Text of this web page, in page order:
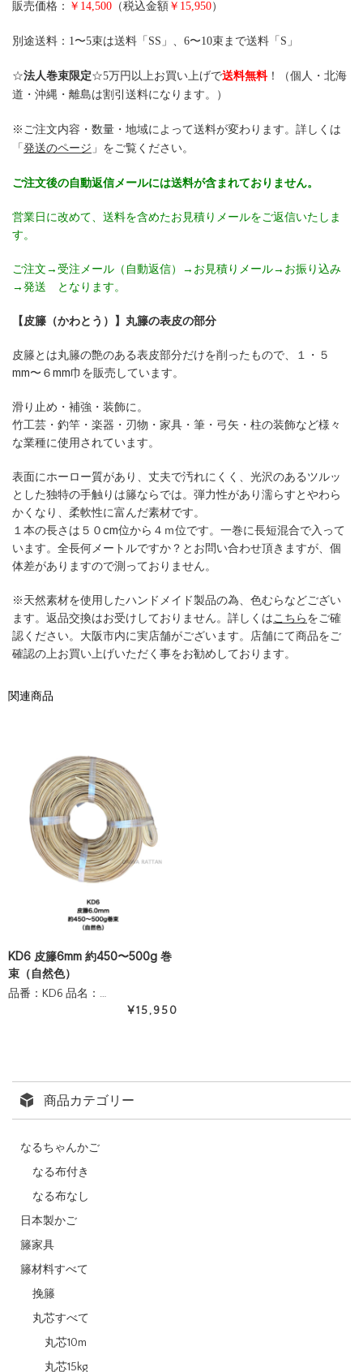
販売価格： ￥14,500 （税込金額 ￥15,950）
別途送料：1〜5束は送料「SS」、6〜10束まで送料「S」
☆法人巻束限定☆5万円以上お買い上げで送料無料！（個人・北海
道・沖縄・離島は割引送料になります。）
※ご注文内容・数量・地域によって送料が変わります。詳しくは
「 発送のページ 」をご覧ください。
ご注文後の自動返信メールには送料が含まれておりません。
営業日に改めて、送料を含めたお見積りメールをご返信いたしま
す。
ご注文→受注メール（自動返信）→お見積りメール→お振り込み
→発送 となります。
【皮籐（かわとう）】丸籐の表皮の部分
皮籐とは丸籐の艶のある表皮部分だけを削ったもので、１・５
mm〜６mm巾を販売しています。
滑り止め・補強・装飾に。
竹工芸・釣竿・楽器・刃物・家具・筆・弓矢・柱の装飾など様々
な業種に使用されています。
表面にホーロー質があり、丈夫で汚れにくく、光沢のあるツルッ
とした独特の手触りは籐ならでは。弾力性があり濡らすとやわら
かくなり、柔軟性に富んだ素材です。
１本の長さは５０cm位から４ｍ位です。一巻に長短混合で入って
います。全長何メートルですか？とお問い合わせ頂きますが、個
体差がありますので測っておりません。
※天然素材を使用したハンドメイド製品の為、色むらなどござい
ます。返品交換はお受けしておりません。詳しくはこちらをご確
認ください。大阪市内に実店舗がございます。店舗にて商品をご
確認の上お買い上げいただく事をお勧めしております。
関連商品
KD6 皮籐6mm 約450〜500g 巻
束（自然色）
品番：KD6 品名：…
¥15,950
商品カテゴリー
なるちゃんかご
なる布付き
なる布なし
日本製かご
籐家具
籐材料すべて
挽籐
丸芯すべて
丸芯10m
丸芯15kg